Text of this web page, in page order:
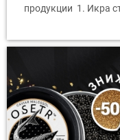
продукции 1. Икра